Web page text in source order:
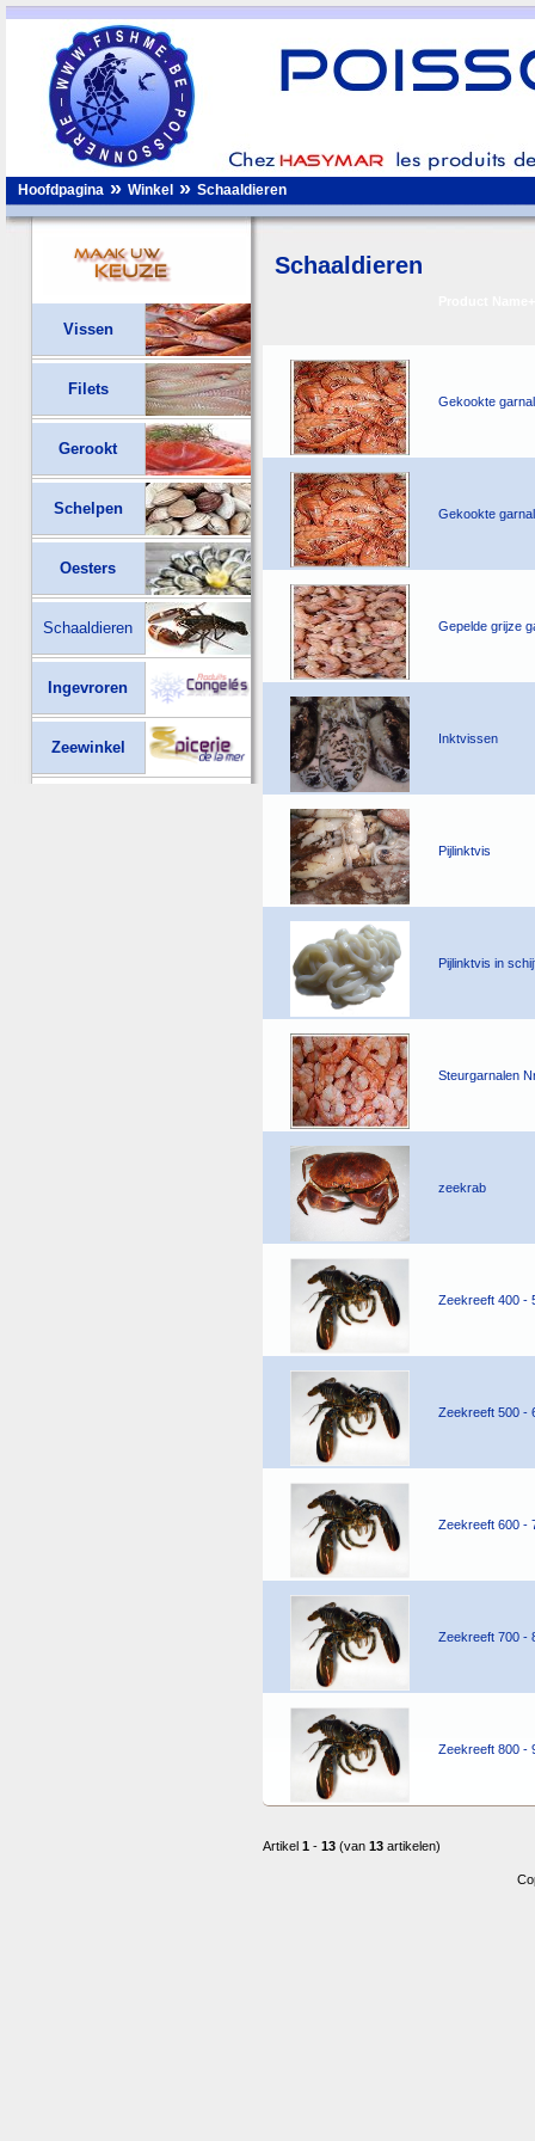
Hoofdpagina » Winkel » Schaaldieren
Schaaldieren
Gekookte
Gekookte
Gepelde grijze
Inktvissen
Pijlinktvis
Pijlinktvis in
Steurgarnalen
zeekrab
Zeekreeft 400 -
Zeekreeft 500 -
Zeekreeft 600 -
Zeekreeft 700 -
Zeekreeft 800 -
Artikel 1 - 13 (van 13 artikelen)
Vissen
Filets
Gerookt
Schelpen
Oesters
Schaaldieren
Ingevroren
Zeewinkel